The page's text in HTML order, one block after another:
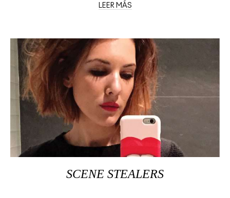
LEER MÁS
SCENE STEALERS